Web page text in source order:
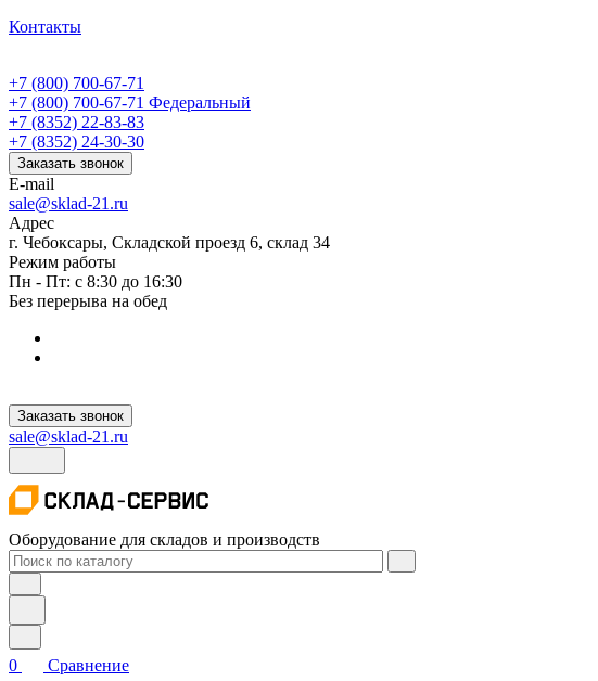
Контакты
+7 (800) 700-67-71
+7 (800) 700-67-71 Федеральный
+7 (8352) 22-83-83
+7 (8352) 24-30-30
Заказать звонок
E-mail
sale@sklad-21.ru
Адрес
г. Чебоксары, Складской проезд 6, склад 34
Режим работы
Пн - Пт: с 8:30 до 16:30
Без перерыва на обед
Заказать звонок
sale@sklad-21.ru
Оборудование для складов и производств
0
Сравнение